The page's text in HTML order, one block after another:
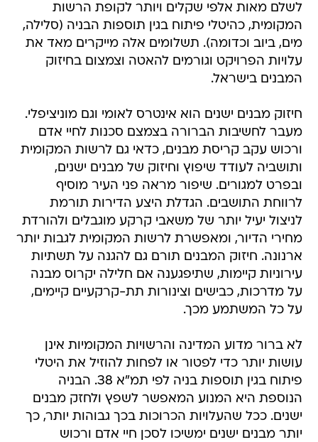
לשלם מאות אלפי שקלים ויותר לקופת הרשות
המקומית, כהיטלי פיתוח בגין תוספות הבניה (סלילה,
מים, ביוב וכדומה). תשלומים אלה מייקרים מאד את
עלויות הפרויקט וגורמים להאטה וצמצום בחיזוק
המבנים בישראל.
חיזוק מבנים ישנים הוא אינטרס לאומי וגם מוניציפלי.
מעבר לחשיבות הברורה בצמצם סכנות לחיי אדם
ורכוש עקב קריסת מבנים, כדאי גם לרשות המקומית
ותושביה לעודד שיפוץ וחיזוק של מבנים ישנים,
ובפרט למגורים. שיפור מראה פני העיר מוסיף
לרווחת התושבים. הגדלת היצע הדירות תורמת
לניצול יעיל יותר של משאבי קרקע מוגבלים ולהורדת
מחירי הדיור, ומאפשרת לרשות המקומית לגבות יותר
ארנונה. חיזוק המבנים תורם גם להגנה על תשתיות
עירוניות קיימות, שתיפגענה אם חלילה יקרוס מבנה
על מדרכות, כבישים וצינורות תת-קרקעיים קיימים,
על כל המשתמע מכך.
לא ברור מדוע המדינה והרשויות המקומיות אינן
עושות יותר כדי לפטור או לפחות להוזיל את היטלי
פיתוח בגין תוספות בניה לפי תמ"א 38. הבניה
הנוספת היא המנוע המאפשר לשפץ ולחזק מבנים
ישנים. ככל שהעלויות הכרוכות בכך גבוהות יותר, כך
יותר מבנים ישנים ימשיכו לסכן חיי אדם ורכוש